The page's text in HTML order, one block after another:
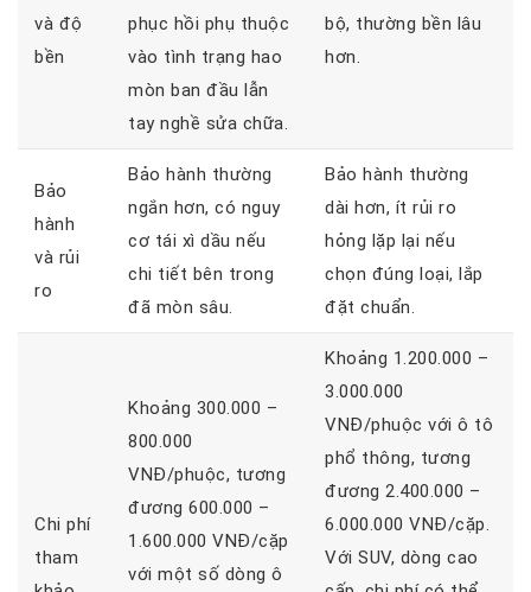
và độ
bền
phục hồi phụ thuộc
vào tình trạng hao
mòn ban đầu lẫn
tay nghề sửa chữa.
bộ, thường bền lâu
hơn.
Bảo
hành
và rủi
ro
Bảo hành thường
ngắn hơn, có nguy
cơ tái xì dầu nếu
chi tiết bên trong
đã mòn sâu.
Bảo hành thường
dài hơn, ít rủi ro
hỏng lặp lại nếu
chọn đúng loại, lắp
đặt chuẩn.
Chi phí
tham
Khoảng 300.000 –
800.000
VNĐ/phuộc, tương
đương 600.000 –
1.600.000 VNĐ/cặp
với một số dòng ô
Khoảng 1.200.000 –
3.000.000
VNĐ/phuộc với ô tô
phổ thông, tương
đương 2.400.000 –
6.000.000 VNĐ/cặp.
Với SUV, dòng cao